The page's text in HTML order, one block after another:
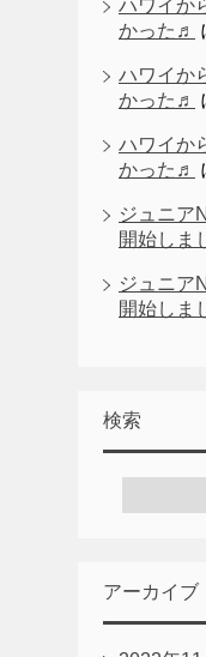
ハワイか
かった♬
ハワイか
かった♬
ハワイか
かった♬
ジュニア
開始しま
ジュニア
開始しま
検索
アーカイブ